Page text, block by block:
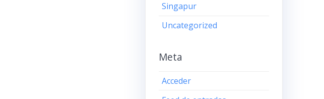
Singapur
Uncategorized
Meta
Acceder